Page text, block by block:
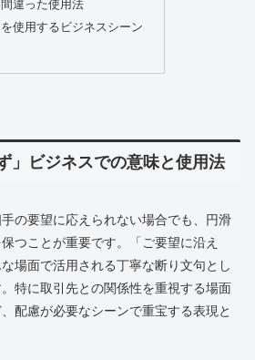
間違った使用法
使用するビジネスシーン
」ビジネスでの意味と使用法
の要望に応えられない場合でも、円滑
つことが重要です。「ご要望に沿え
場面で活用される丁寧な断り文句とし
特に取引先との関係性を重視する場面
配慮が必要なシーンで重宝する表現と